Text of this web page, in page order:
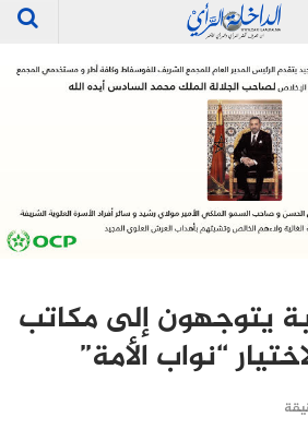
يتوجهون إلى مكاتب
“نواب الأمة”